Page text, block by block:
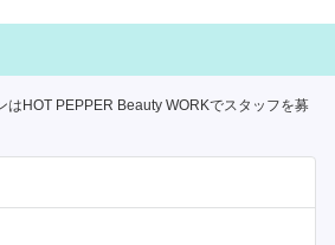
はHOT PEPPER Beauty WORKでスタッフを募